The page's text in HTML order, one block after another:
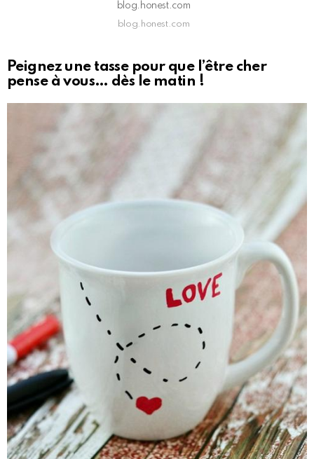
blog.honest.com
blog.honest.com
Peignez une tasse pour que l’être cher
pense à vous… dès le matin !